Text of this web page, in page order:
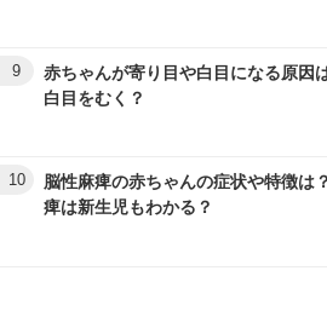
9
赤ちゃんが寄り目や白目になる原因
白目をむく？
10
脳性麻痺の赤ちゃんの症状や特徴は
痺は新生児もわかる？